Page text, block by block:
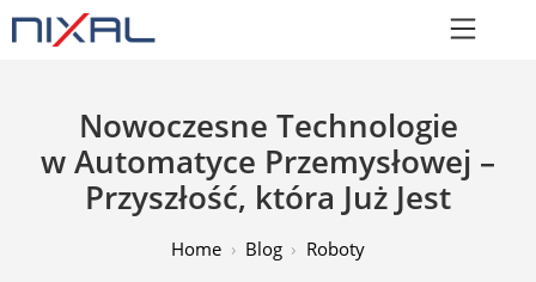
Nowoczesne Technologie
w Automatyce Przemysłowej –
Przyszłość, która Już Jest
Home Blog Roboty